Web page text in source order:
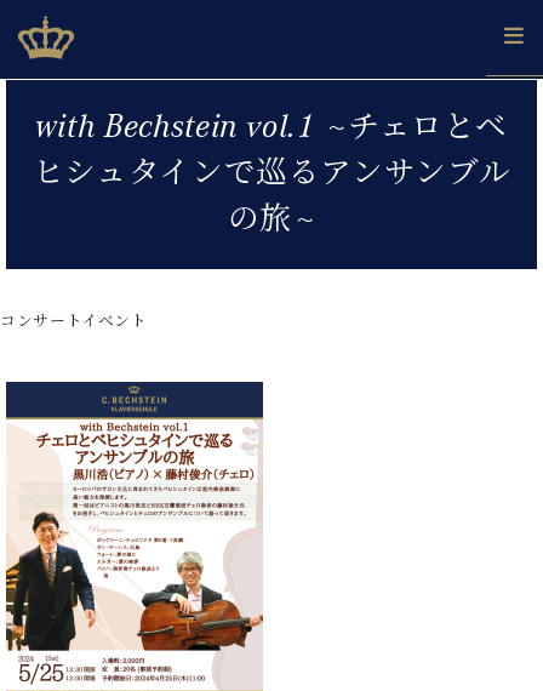
to
content
ベヒシュタインジャパン公式サイト
BECHSTEIN JAPAN Official Site
C.
ベ
ュ
イ
コ
ン
サ
ー
ト /
C.
ベ
ヒ
シ
ュ
タ
イ
ア
技
ラ
ン
ド
ノ
を
作
る
こ
と
ベ
ヒ
シ
ュ
タ
イ
ュ
タ
イ
ブ
ラ
ン
ド
ヒ
ス
案
内
舗
か
ら
の
お
知
で、
奏
た
い！
び
た
い！
録
音
し
た
用
ベ
ュ
タ
イ
ン・
サ
ロ
ン
with Bechstein vol.1 ~チェロとベ
ヒシュタインで巡るアンサンブル
の旅~
コンサートイベント